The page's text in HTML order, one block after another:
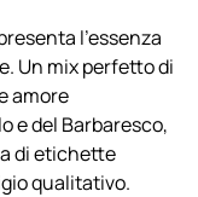
l’essenza
Un mix perfetto di
amore
e del Barbaresco,
di etichette
qualitativo.